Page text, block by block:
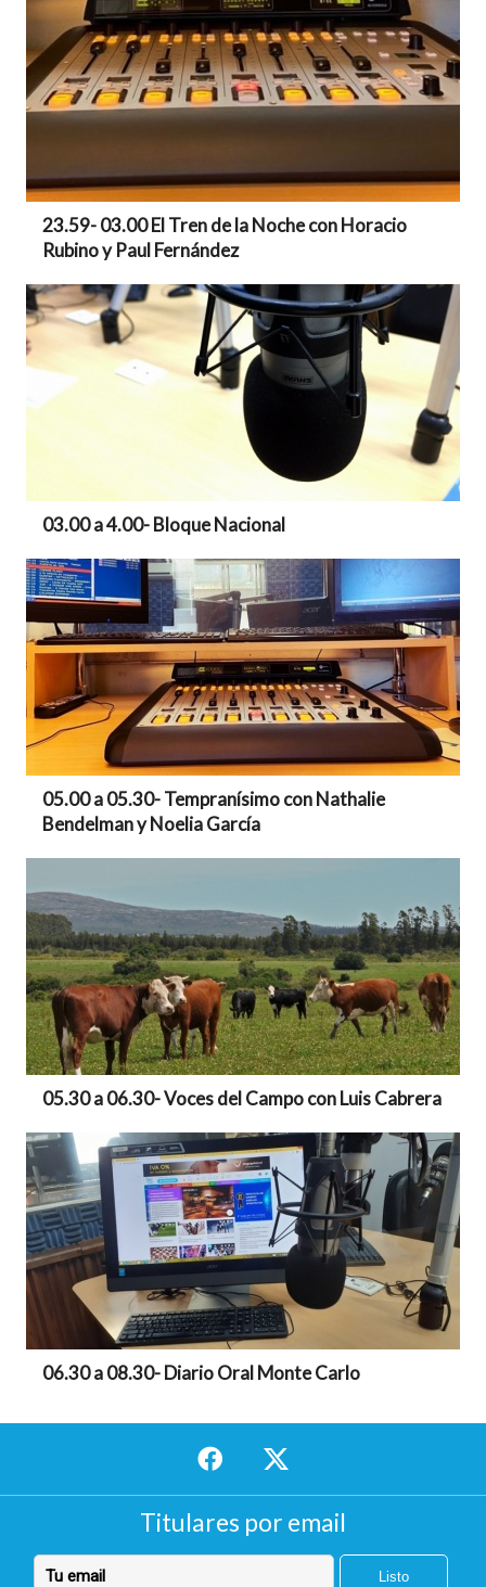
23.59- 03.00 El Tren de la Noche con Horacio
Rubino y Paul Fernández
03.00 a 4.00- Bloque Nacional
05.00 a 05.30- Tempranísimo con Nathalie
Bendelman y Noelia García
05.30 a 06.30- Voces del Campo con Luis Cabrera
06.30 a 08.30- Diario Oral Monte Carlo
Titulares por email